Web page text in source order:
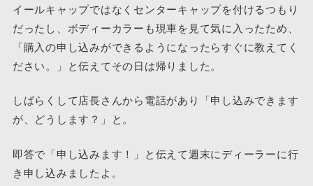
イールキャップではなくセンターキャップを付けるつもり
だったし、ボディーカラーも現車を見て気に入ったため、
「購入の申し込みができるようになったらすぐに教えてく
ださい。」と伝えてその日は帰りました。
しばらくして店長さんから電話があり「申し込みできます
が、どうします？」と。
即答で「申し込みます！」と伝えて週末にディーラーに行
き申し込みましたよ。